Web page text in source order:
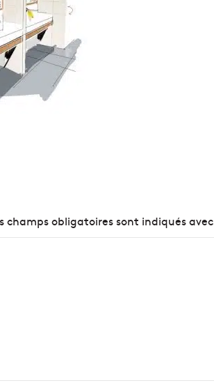
champs obligatoires sont indiqués avec